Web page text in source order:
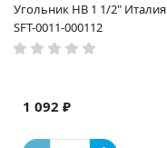
Угольник НВ 1 1/2" Италия
SFT-0011-000112
1 092 ₽